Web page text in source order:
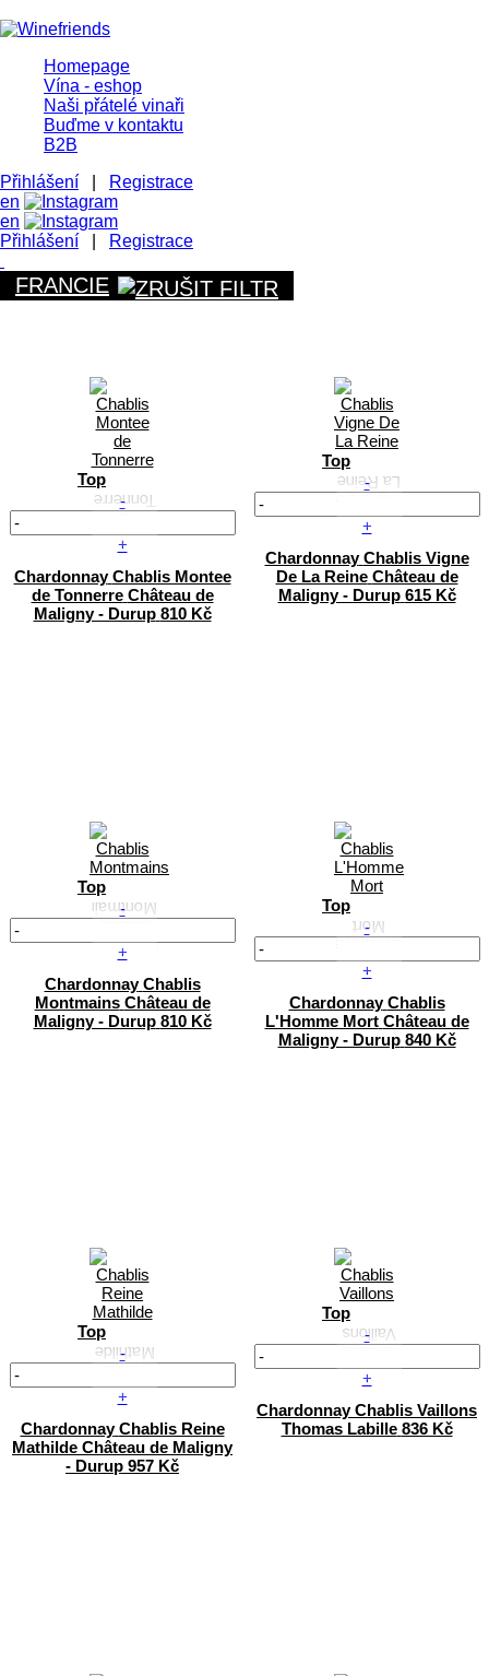
Homepage
Vína - eshop
Naši přátelé vinaři
Buďme v kontaktu
B2B
Přihlášení
Registrace
en
en
Přihlášení
Registrace
FRANCIE
Top
-
+
Chardonnay Chablis Montee
de Tonnerre Château de
Maligny - Durup 810 Kč
Top
-
+
Chardonnay Chablis Vigne
De La Reine Château de
Maligny - Durup 615 Kč
Top
-
+
Chardonnay Chablis
Montmains Château de
Maligny - Durup 810 Kč
Top
-
+
Chardonnay Chablis
L'Homme Mort Château de
Maligny - Durup 840 Kč
Top
-
+
Chardonnay Chablis Reine
Mathilde Château de Maligny
- Durup 957 Kč
Top
-
+
Chardonnay Chablis Vaillons
Thomas Labille 836 Kč